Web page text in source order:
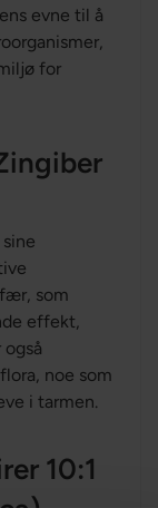
evne til å
for
som
effekt,
noe som
i tarmen.
10:1